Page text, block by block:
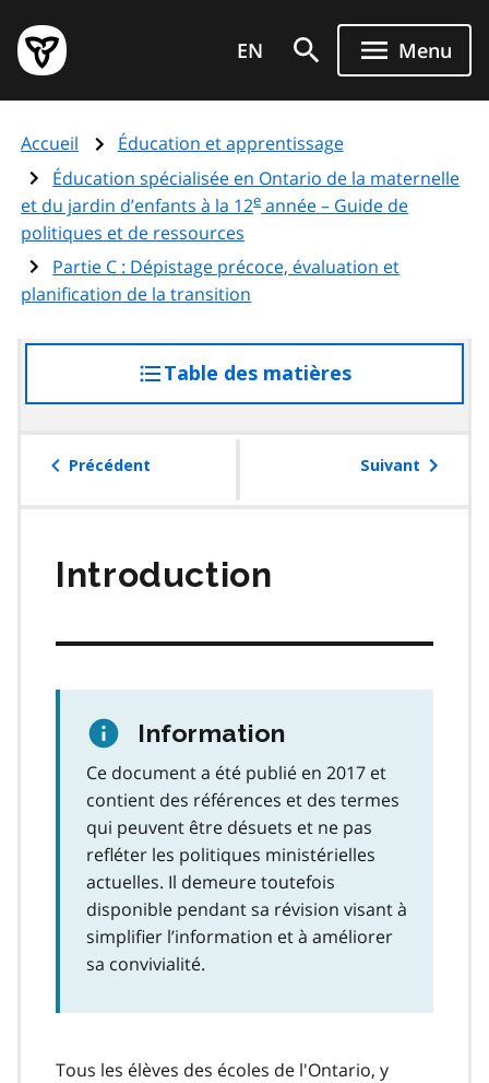
au
contenu
principal
Page
d'accueil
de
l'Ontario
EN Menu
Accueil
Éducation et apprentissage
Éducation spécialisée en Ontario de la maternelle
et du jardin d’enfants à la 12eannée – Guide de
politiques et de ressources
Partie C : Dépistage précoce, évaluation et
planification de la transition
Table des matières
à
table
Précédent Suivant
Introduction
Information
Ce document a été publié en 2017 et
contient des références et des termes
qui peuvent être désuets et ne pas
refléter les politiques ministérielles
actuelles. Il demeure toutefois
disponible pendant sa révision visant à
simplifier l’information et à améliorer
sa convivialité.
Tous les élèves des écoles de l'Ontario, y